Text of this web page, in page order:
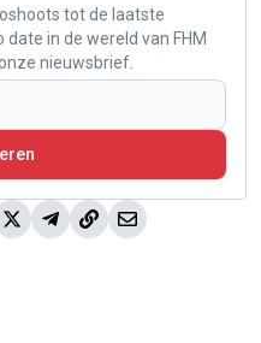
tot de laatste
in de wereld van FHM
nieuwsbrief.